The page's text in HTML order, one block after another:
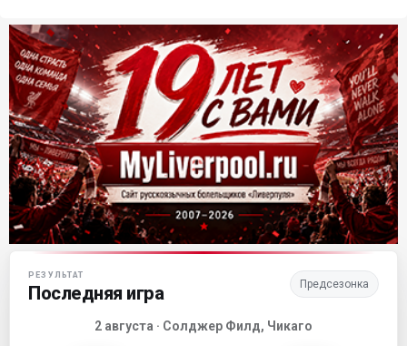
Матч-центр «Ливерпуля»
РЕЗУЛЬТАТ
Последняя игра Предсезонка
2 августа · Солджер Филд, Чикаго